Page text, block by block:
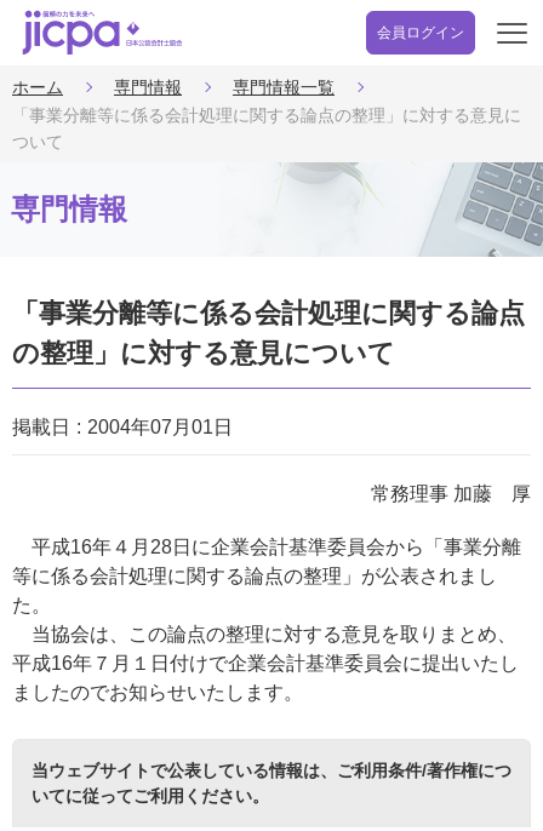
会員ログイン
開
ホーム 専門情報
専門情報一覧
「事業分離等に係る会計処理に関する論点の整理」に対する意見に
ついて
専門情報
「事業分離等に係る会計処理に関する論点
の整理」に対する意見について
掲載日 2004年07月01日
常務理事 加藤 厚
平成16年４月28日に企業会計基準委員会から「事業分離
等に係る会計処理に関する論点の整理」が公表されまし
た。
当協会は、この論点の整理に対する意見を取りまとめ、
平成16年７月１日付けで企業会計基準委員会に提出いたし
ましたのでお知らせいたします。
当ウェブサイトで公表している情報は、 ご利用条件/著作権につ
いてに従ってご利用ください。